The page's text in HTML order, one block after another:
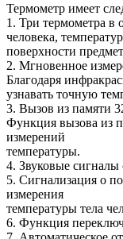
Термометр имеет
1. Три термометра в
человека,
поверхности
2. Мгновенное
Благодаря
узнавать точную
3. Вызов из памяти
Функция вызова из
измерений
температуры.
4. Звуковые
5. Сигнализация о
измерения
температуры тела
6. Функция